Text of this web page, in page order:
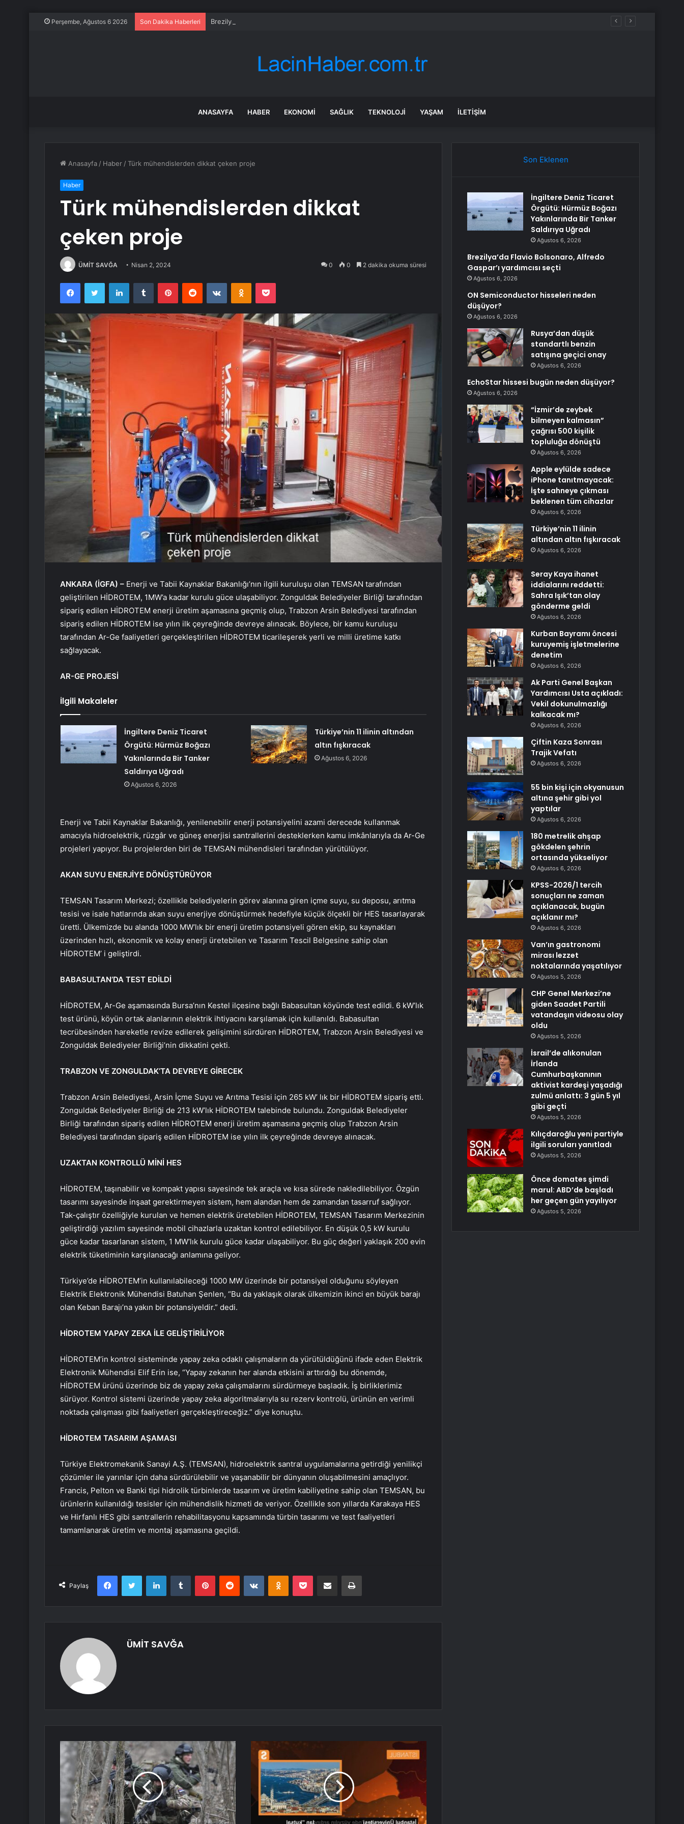
Perşembe, Ağustos 6 2026 Son Dakika Haberleri Brezilya’da Flavio Bolsonaro, Alfredo Gaspar’ı yardımcısı seçti
ANASAYFA HABER EKONOMI SAĞLIK TEKNOLOJI YAŞAM İLETIŞIM
Anasayfa / Haber /Türk mühendislerden dikkat çeken proje
Haber
Türk mühendislerden dikkat
çeken proje
ÜMİT SAVĞA Nisan 2, 2024 0 0 2 dakika okuma süresi
FacebookTwitter LinkedInTumblr PinterestReddit VKontakteOdnoklassniki
Pocket
ANKARA (İGFA) – Enerji ve Tabii Kaynaklar Bakanlığı’nın ilgili kuruluşu olan TEMSAN tarafından
geliştirilen HİDROTEM, 1MW’a kadar kurulu güce ulaşabiliyor. Zonguldak Belediyeler Birliği tarafından
sipariş edilen HİDROTEM enerji üretim aşamasına geçmiş olup, Trabzon Arsin Belediyesi tarafından
sipariş edilen HİDROTEM ise yılın ilk çeyreğinde devreye alınacak. Böylece, bir kamu kuruluşu
tarafından Ar-Ge faaliyetleri gerçekleştirilen HİDROTEM ticarileşerek yerli ve milli üretime katkı
sağlayacak.
AR-GE PROJESİ
İlgili Makaleler
İngiltere Deniz Ticaret
Örgütü: Hürmüz Boğazı
Yakınlarında Bir Tanker
Saldırıya Uğradı
Ağustos 6, 2026
Türkiye’nin 11 ilinin altından
altın fışkıracak
Ağustos 6, 2026
Enerji ve Tabii Kaynaklar Bakanlığı, yenilenebilir enerji potansiyelini azami derecede kullanmak
amacıyla hidroelektrik, rüzgâr ve güneş enerjisi santrallerini desteklerken kamu imkânlarıyla da Ar-Ge
projeleri yapıyor. Bu projelerden biri de TEMSAN mühendisleri tarafından yürütülüyor.
AKAN SUYU ENERJİYE DÖNÜŞTÜRÜYOR
TEMSAN Tasarım Merkezi; özellikle belediyelerin görev alanına giren içme suyu, su deposu, arıtma
tesisi ve isale hatlarında akan suyu enerjiye dönüştürmek hedefiyle küçük ölçekli bir HES tasarlayarak
üretti. Ülkemizde bu alanda 1000 MW’lık bir enerji üretim potansiyeli gören ekip, su kaynakları
üzerinden hızlı, ekonomik ve kolay enerji üretebilen ve Tasarım Tescil Belgesine sahip olan
HİDROTEM’ i geliştirdi.
BABASULTAN’DA TEST EDİLDİ
HİDROTEM, Ar-Ge aşamasında Bursa’nın Kestel ilçesine bağlı Babasultan köyünde test edildi. 6 kW’lık
test ürünü, köyün ortak alanlarının elektrik ihtiyacını karşılamak için kullanıldı. Babasultan
tecrübesinden hareketle revize edilerek gelişimini sürdüren HİDROTEM, Trabzon Arsin Belediyesi ve
Zonguldak Belediyeler Birliği’nin dikkatini çekti.
TRABZON VE ZONGULDAK’TA DEVREYE GİRECEK
Trabzon Arsin Belediyesi, Arsin İçme Suyu ve Arıtma Tesisi için 265 kW’ lık bir HİDROTEM sipariş etti.
Zonguldak Belediyeler Birliği de 213 kW’lık HİDROTEM talebinde bulundu. Zonguldak Belediyeler
Birliği tarafından sipariş edilen HİDROTEM enerji üretim aşamasına geçmiş olup Trabzon Arsin
Belediyesi tarafından sipariş edilen HİDROTEM ise yılın ilk çeyreğinde devreye alınacak.
UZAKTAN KONTROLLÜ MİNİ HES
HİDROTEM, taşınabilir ve kompakt yapısı sayesinde tek araçla ve kısa sürede nakledilebiliyor. Özgün
tasarımı sayesinde inşaat gerektirmeyen sistem, hem alandan hem de zamandan tasarruf sağlıyor.
Tak-çalıştır özelliğiyle kurulan ve hemen elektrik üretebilen HİDROTEM, TEMSAN Tasarım Merkezinin
geliştirdiği yazılım sayesinde mobil cihazlarla uzaktan kontrol edilebiliyor. En düşük 0,5 kW kurulu
güce kadar tasarlanan sistem, 1 MW’lık kurulu güce kadar ulaşabiliyor. Bu güç değeri yaklaşık 200 evin
elektrik tüketiminin karşılanacağı anlamına geliyor.
Türkiye’de HİDROTEM’in kullanılabileceği 1000 MW üzerinde bir potansiyel olduğunu söyleyen
Elektrik Elektronik Mühendisi Batuhan Şenlen, “Bu da yaklaşık olarak ülkemizin ikinci en büyük barajı
olan Keban Barajı’na yakın bir potansiyeldir.” dedi.
HİDROTEM YAPAY ZEKA İLE GELİŞTİRİLİYOR
HİDROTEM’in kontrol sisteminde yapay zeka odaklı çalışmaların da yürütüldüğünü ifade eden Elektrik
Elektronik Mühendisi Elif Erin ise, “Yapay zekanın her alanda etkisini arttırdığı bu dönemde,
HİDROTEM ürünü üzerinde biz de yapay zeka çalışmalarını sürdürmeye başladık. İş birliklerimiz
sürüyor. Kontrol sistemi üzerinde yapay zeka algoritmalarıyla su rezerv kontrolü, ürünün en verimli
noktada çalışması gibi faaliyetleri gerçekleştireceğiz.” diye konuştu.
HİDROTEM TASARIM AŞAMASI
Türkiye Elektromekanik Sanayi A.Ş. (TEMSAN), hidroelektrik santral uygulamalarına getirdiği yenilikçi
çözümler ile yarınlar için daha sürdürülebilir ve yaşanabilir bir dünyanın oluşabilmesini amaçlıyor.
Francis, Pelton ve Banki tipi hidrolik türbinlerde tasarım ve üretim kabiliyetine sahip olan TEMSAN, bu
ürünlerin kullanıldığı tesisler için mühendislik hizmeti de veriyor. Özellikle son yıllarda Karakaya HES
ve Hirfanlı HES gibi santrallerin rehabilitasyonu kapsamında türbin tasarımı ve test faaliyetleri
tamamlanarak üretim ve montaj aşamasına geçildi.
Paylaş
FacebookTwitter LinkedInTumblr PinterestReddit VKontakteOdnoklassniki
Pocket E-Posta ile paylaş Yazdır
ÜMİT SAVĞA
Son Eklenen
İngiltere Deniz Ticaret
Örgütü: Hürmüz Boğazı
Yakınlarında Bir Tanker
Saldırıya Uğradı
Ağustos 6, 2026
Brezilya’da Flavio Bolsonaro, Alfredo
Gaspar’ı yardımcısı seçti
Ağustos 6, 2026
ON Semiconductor hisseleri neden
düşüyor?
Ağustos 6, 2026
Rusya’dan düşük
standartlı benzin
satışına geçici onay
Ağustos 6, 2026
EchoStar hissesi bugün neden düşüyor?
Ağustos 6, 2026
“İzmir’de zeybek
bilmeyen kalmasın”
çağrısı 500 kişilik
topluluğa dönüştü
Ağustos 6, 2026
Apple eylülde sadece
iPhone tanıtmayacak:
İşte sahneye çıkması
beklenen tüm cihazlar
Ağustos 6, 2026
Türkiye’nin 11 ilinin
altından altın fışkıracak
Ağustos 6, 2026
Seray Kaya ihanet
iddialarını reddetti:
Sahra Işık’tan olay
gönderme geldi
Ağustos 6, 2026
Kurban Bayramı öncesi
kuruyemiş işletmelerine
denetim
Ağustos 6, 2026
Ak Parti Genel Başkan
Yardımcısı Usta açıkladı:
Vekil dokunulmazlığı
kalkacak mı?
Ağustos 6, 2026
Çiftin Kaza Sonrası
Trajik Vefatı
Ağustos 6, 2026
55 bin kişi için okyanusun
altına şehir gibi yol
yaptılar
Ağustos 6, 2026
180 metrelik ahşap
gökdelen şehrin
ortasında yükseliyor
Ağustos 6, 2026
KPSS-2026/1 tercih
sonuçları ne zaman
açıklanacak, bugün
açıklanır mı?
Ağustos 6, 2026
Van’ın gastronomi
mirası lezzet
noktalarında yaşatılıyor
Ağustos 5, 2026
CHP Genel Merkezi’ne
giden Saadet Partili
vatandaşın videosu olay
oldu
Ağustos 5, 2026
İsrail’de alıkonulan
İrlanda
Cumhurbaşkanının
aktivist kardeşi yaşadığı
zulmü anlattı: 3 gün 5 yıl
gibi geçti
Ağustos 5, 2026
Kılıçdaroğlu yeni partiyle
ilgili soruları yanıtladı
Ağustos 5, 2026
Önce domates şimdi
marul: ABD’de başladı
her geçen gün yayılıyor
Ağustos 5, 2026